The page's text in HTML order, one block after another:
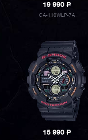
19 990P
GA-110WLP-7A
15 990P